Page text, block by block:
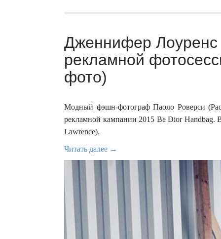
Дженнифер Лоуренс
рекламной
фото)
Модный фэшн-фотограф Паоло Роверси
рекламной кампании 2015 Be Dior Handbag.
Lawrence).
Читать далее →